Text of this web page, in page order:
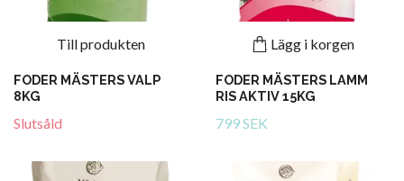
Till produkten
FODER MÄSTERS VALP
8KG
Slutsåld
Lägg i korgen
FODER MÄSTERS LAMM
RIS AKTIV 15KG
799 SEK